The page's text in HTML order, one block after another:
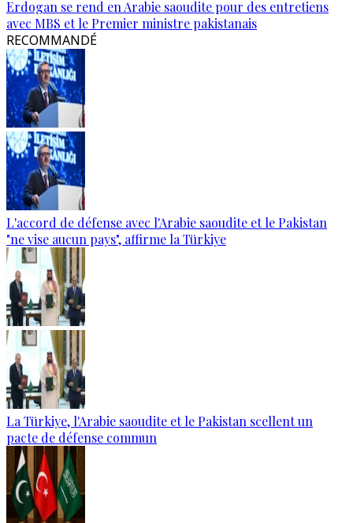
Erdogan se rend en Arabie saoudite pour des entretiens
avec MBS et le Premier ministre pakistanais
RECOMMANDÉ
L'accord de défense avec l'Arabie saoudite et le Pakistan
"ne vise aucun pays", affirme la Türkiye
La Türkiye, l'Arabie saoudite et le Pakistan scellent un
pacte de défense commun